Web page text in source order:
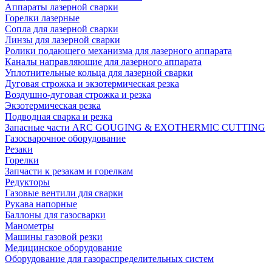
Аппараты лазерной сварки
Горелки лазерные
Сопла для лазерной сварки
Линзы для лазерной сварки
Ролики подающего механизма для лазерного аппарата
Каналы направляющие для лазерного аппарата
Уплотнительные кольца для лазерной сварки
Дуговая строжка и экзотермическая резка
Воздушно-дуговая строжка и резка
Экзотермическая резка
Подводная сварка и резка
Запасные части ARC GOUGING & EXOTHERMIC CUTTING
Газосварочное оборудование
Резаки
Горелки
Запчасти к резакам и горелкам
Редукторы
Газовые вентили для сварки
Рукава напорные
Баллоны для газосварки
Манометры
Машины газовой резки
Медицинское оборудование
Оборудование для газораспределительных систем